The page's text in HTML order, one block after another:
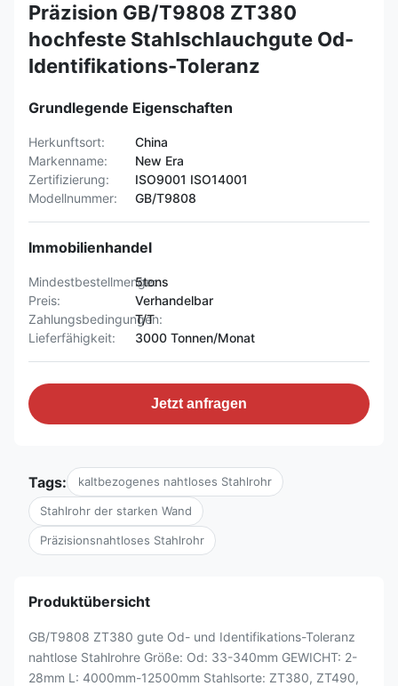
Präzision GB/T9808 ZT380
hochfeste Stahlschlauchgute Od-
Identifikations-Toleranz
Grundlegende Eigenschaften
Herkunftsort:
China
Markenname:
New Era
Zertifizierung:
ISO9001 ISO14001
Modellnummer:
GB/T9808
Immobilienhandel
Mindestbestellmenge:
5tons
Preis:
Verhandelbar
Zahlungsbedingungen:
T/T
Lieferfähigkeit:
3000 Tonnen/Monat
Jetzt anfragen
Tags: kaltbezogenes nahtloses Stahlrohr
Stahlrohr der starken Wand
Präzisionsnahtloses Stahlrohr
Produktübersicht
GB/T9808 ZT380 gute Od- und Identifikations-Toleranz
nahtlose Stahlrohre Größe: Od: 33-340mm GEWICHT: 2-
28mm L: 4000mm-12500mm Stahlsorte: ZT380, ZT490,